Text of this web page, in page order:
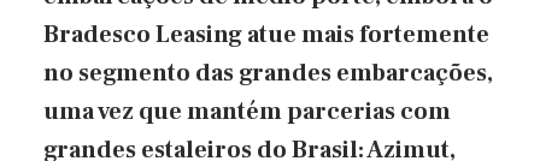
Bradesco Leasing atue mais fortemente
no segmento das grandes embarcações,
uma vez que mantém parcerias com
grandes estaleiros do Brasil: Azimut,